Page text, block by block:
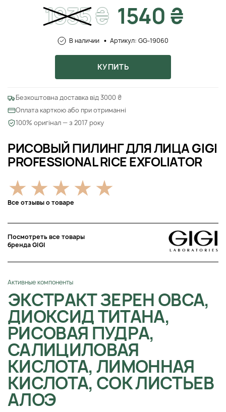
РИСОВЫЙ ПИЛИНГ ДЛЯ ЛИЦА GIGI
PROFESSIONAL RICE EXFOLIATOR
Все отзывы о товаре
Посмотреть все товары
бренда GIGI
Активные компоненты
ЭКСТРАКТ ЗЕРЕН ОВСА,
ДИОКСИД ТИТАНА,
РИСОВАЯ ПУДРА,
САЛИЦИЛОВАЯ
КИСЛОТА, ЛИМОННАЯ
КИСЛОТА, СОК ЛИСТЬЕВ
АЛОЭ
1935₴ 1540 ₴
В наличии Артикул: GG-19060
КУПИТЬ
Безкоштовна доставка від 3000 ₴
Оплата карткою або при отриманні
100% оригінал — з 2017 року